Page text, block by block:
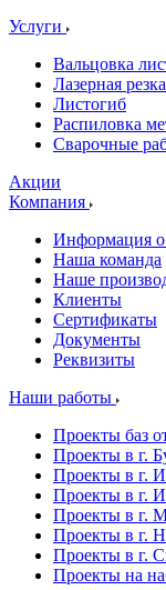
Услуги
Вальцовка
Лазерная резка
Листогиб
Распиловка
Сварочные
Акции
Компания
Информация
Наша команда
Наше
Клиенты
Сертификаты
Документы
Реквизиты
Наши работы
Проекты баз
Проекты в г.
Проекты в г.
Проекты в г.
Проекты в г.
Проекты в г.
Проекты в г.
Проекты на